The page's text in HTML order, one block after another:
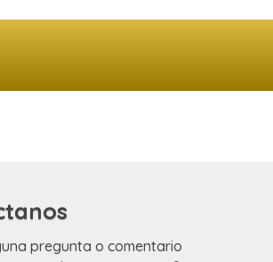
pregunta o comentario